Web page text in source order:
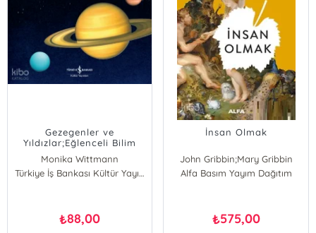
Gezegenler ve
Yıldızlar;Eğlenceli Bilim
Monika Wittmann
Türkiye İş Bankası Kültür Yayınları
₺88,00
İnsan Olmak
John Gribbin;Mary Gribbin
Alfa Basım Yayım Dağıtım
₺575,00